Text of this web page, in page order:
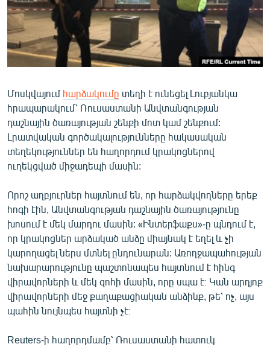
ՍՊՈՐՏ
ՄԵԿՆԱԲԱՆՈՒԹՅՈՒՆ
ՏՏ ԵՒ ԻՆՏԵՐՆԵՏ
ԱՐԽԻՎ
ՏԵՍԱՆՅՈՒԹԵՐ
ԲԱՆԱՎԵՃ
ՁԳՏԵԼՈՎ ԼԱՎԱԳՈՒՅՆԻՆ
Հայերեն
English
Русский
ՀԵՏԵՎԵՔ ՄԵԶ
Մոսկվայում հարձակումը տեղի է ունեցել Լուբյանկա
հրապարակում՝ Ռուսաստանի Անվտանգության
դաշնային ծառայության շենքի մոտ կամ շենքում:
Լրատվական գործակալությունները հակասական
տեղեկություններ են հաղորդում կրակոցներով
ուղեկցված միջադեպի մասին:
Որոշ աղբյուրներ հայտնում են, որ հարձակվողները երեք
հոգի էին, Անվտանգության դաշնային ծառայությունը
խոսում է մեկ մարդու մասին: «Ինտերֆաքս»-ը պնդում է,
որ կրակոցներ արձակած անձը միայնակ է եղել և չի
կարողացել ներս մտնել ընդունարան: Առողջապահության
նախարարությունը պաշտոնապես հայտնում է հինգ
վիրավորների և մեկ զոհի մասին, որը սպա է։ Կան արդյոք
վիրավորների մեջ քաղաքացիական անձինք, թե՝ ոչ, այս
պահին նույնպես հայտնի չէ։
Reuters-ի հաղորդմամբ՝ Ռուսաստանի հատուկ